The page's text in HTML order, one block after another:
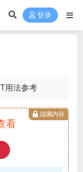
登录
用法参考
隐藏内容
看